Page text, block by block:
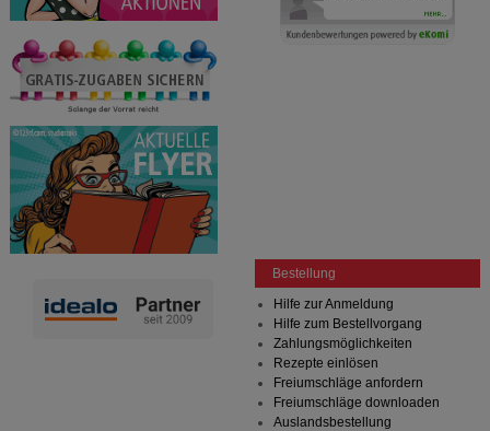
Bestellung
Hilfe zur Anmeldung
Hilfe zum Bestellvorgang
Zahlungsmöglichkeiten
Rezepte einlösen
Freiumschläge anfordern
Freiumschläge downloaden
Auslandsbestellung